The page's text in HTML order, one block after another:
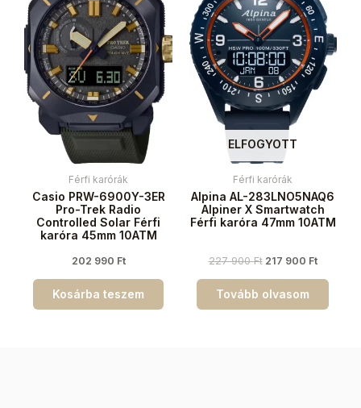
Férfi karórák
Casio PRW-6900Y-3ER
Pro-Trek Radio
Controlled Solar Férfi
karóra 45mm 10ATM
202 990 Ft
Kosárba teszem
ELFOGYOTT
Férfi karórák
Alpina AL-283LNO5NAQ6
Alpiner X Smartwatch
Férfi karóra 47mm 10ATM
227 900Ft 217 900 Ft
Tovább olvasom